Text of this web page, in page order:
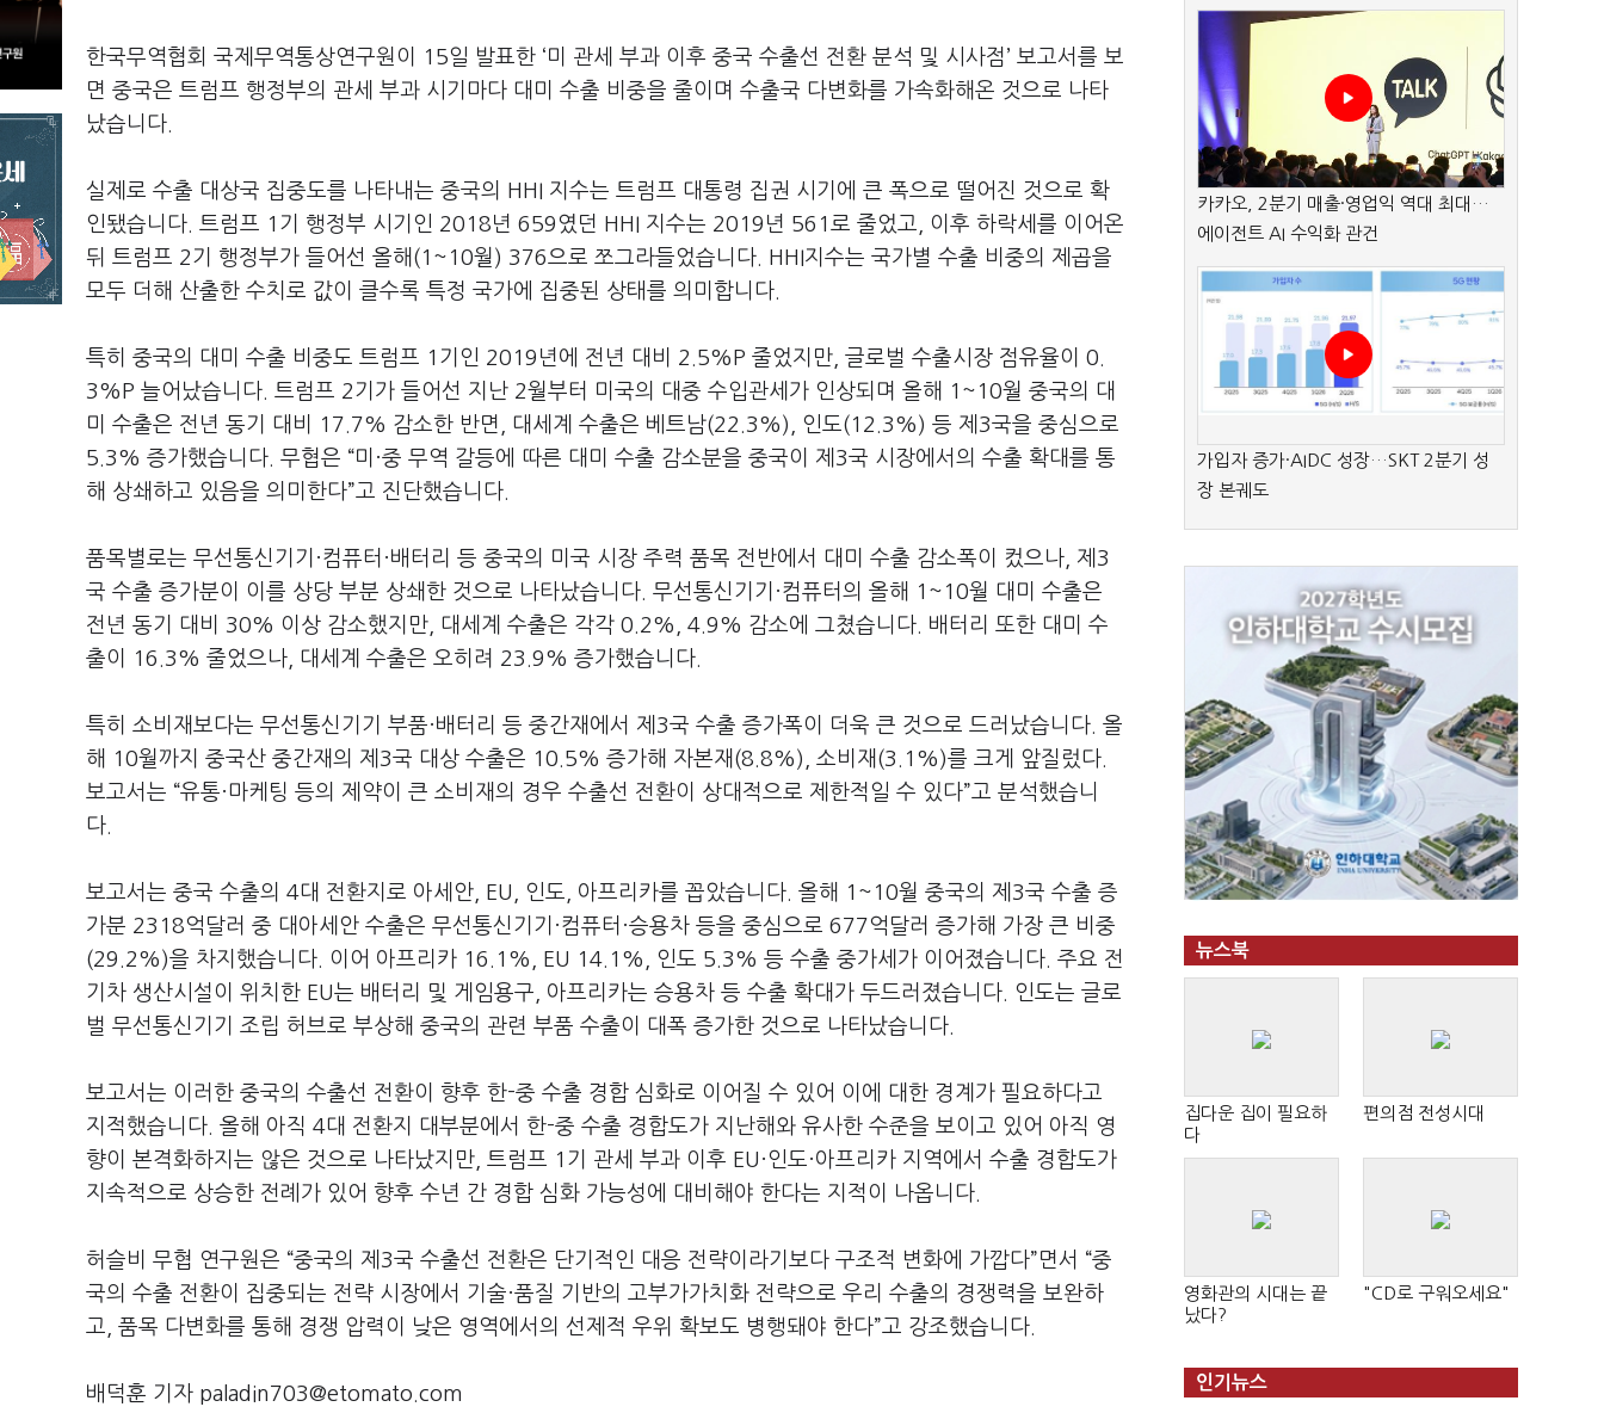
한국무역협회 국제무역통상연구원이 15일 발표한 ‘미 관세 부과 이후 중국 수출선 전환 분석 및 시사점’ 보고서를 보
면 중국은 트럼프 행정부의 관세 부과 시기마다 대미 수출 비중을 줄이며 수출국 다변화를 가속화해온 것으로 나타
났습니다
실제로 수출 대상국 집중도를 나타내는 중국의 HHI 지수는 트럼프 대통령 집권 시기에 큰 폭으로 떨어진 것으로 확
인됐습니다 트럼프 1 기 행정부 시기인 2018년 659였던 HHI 지수는 2019 년 561 로 줄었고
이후 하락세를 이어온
뒤 트럼프 2기 행정부가 들어선 올해 (1~10월 ) 376으로 쪼그라들었습니다 . HHI지수는 국가별 수출 비중의 제곱을
모두 더해 산출한 수치로 값이 클수록 특정 국가에 집중된 상태를 의미합니다
특히 중국의 대미 수출 비중도 트럼프 1 기인 2019 년에 전년 대비 2.5%P 줄었지만 글로벌 수출시장 점유율이 0.
3%P 늘어났습니다 트럼프 2기가 들어선 지난 2월부터 미국의 대중 수입관세가 인상되며 올해 1~10월 중국의 대
미 수출은 전년 동기 대비
17.7% 감소한 반면 대세계 수출은 베트남(22.3%), 인도(12.3%) 등 제 3국을 중심으로
5.3% 증가했습니다 무협은 “미·중 무역 갈등에 따른 대미 수출 감소분을 중국이 제 3국 시장에서의 수출 확대를 통
해 상쇄하고 있음을 의미한다”고 진단했습니다
품목별로는 무선통신기기·컴퓨터·배터리 등 중국의 미국 시장 주력 품목 전반에서 대미 수출 감소폭이 컸으나 제 3
국 수출 증가분이 이를 상당 부분 상쇄한 것으로 나타났습니다 무선통신기기·컴퓨터의 올해 1~10월 대미 수출은
전년 동기 대비 30% 이상 감소했지만 대세계 수출은 각각 0.2%, 4.9% 감소에 그쳤습니다
배터리 또한 대미 수
출이
16.3% 줄었으나 대세계 수출은 오히려 23.9% 증가했습니다
특히 소비재보다는 무선통신기기 부품·배터리 등 중간재에서 제 3국 수출 증가폭이 더욱 큰 것으로 드러났습니다 올
해
10월까지 중국산 중간재의 제 3국 대상 수출은 10.5% 증가해 자본재 (8.8%), 소비재 (3.1%)를 크게 앞질렀다
보고서는 “유통·마케팅 등의 제약이 큰 소비재의 경우 수출선 전환이 상대적으로 제한적일 수 있다”고 분석했습니
다
보고서는 중국 수출의 4대 전환지로 아세안 , EU, 인도 아프리카를 꼽았습니다 올해 1~10월 중국의 제 3국 수출 증
가분 2318억달러 중 대아세안 수출은 무선통신기기·컴퓨터·승용차 등을 중심으로 677억달러 증가해 가장 큰 비중
(29.2%)을 차지했습니다 이어 아프리카 16.1%, EU 14.1%, 인도 5.3% 등 수출 중가세가 이어졌습니다 주요 전
기차 생산시설이 위치한 EU는 배터리 및 게임용구 아프리카는 승용차 등 수출 확대가 두드러졌습니다
인도는 글로
벌 무선통신기기 조립 허브로 부상해 중국의 관련 부품 수출이 대폭 증가한 것으로 나타났습니다
보고서는 이러한 중국의 수출선 전환이 향후 한-중 수출 경합 심화로 이어질 수 있어 이에 대한 경계가 필요하다고
지적했습니다 올해 아직 4대 전환지 대부분에서 한-중 수출 경합도가 지난해와 유사한 수준을 보이고 있어 아직 영
향이 본격화하지는 않은 것으로 나타났지만 트럼프 1 기 관세 부과 이후 EU ·인도·아프리카 지역에서 수출 경합도가
지속적으로 상승한 전례가 있어 향후 수년 간 경합 심화 가능성에 대비해야 한다는 지적이 나옵니다
허슬비 무협 연구원은 “중국의 제 3국 수출선 전환은 단기적인 대응 전략이라기보다 구조적 변화에 가깝다”면서 “중
국의 수출 전환이 집중되는 전략 시장에서 기술·품질 기반의 고부가가치화 전략으로 우리 수출의 경쟁력을 보완하
고
품목 다변화를 통해 경쟁 압력이 낮은 영역에서의 선제적 우위 확보도 병행돼야 한다”고 강조했습니다
배덕훈 기자 paladin703@etomato.com
카카오, 2분기 매출·영업익 역대 최대…
에이전트 AI 수익화 관건
가입자 증가·AIDC 성장…SKT 2분기 성
장 본궤도
뉴스북
집다운 집이 필요하
다
편의점 전성시대
영화관의 시대는 끝
났다?
"CD로 구워오세요"
인기뉴스